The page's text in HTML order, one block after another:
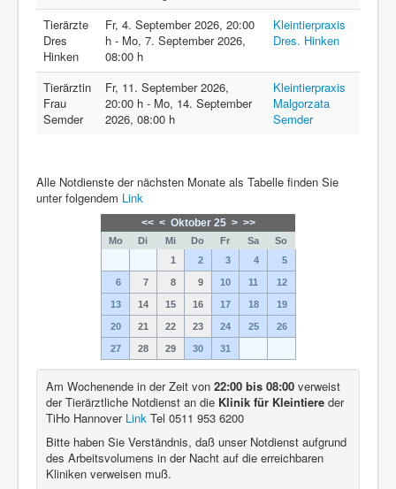
Tierärzte
Dres
Hinken
Fr, 4. September 2026, 20:00
h - Mo, 7. September 2026,
08:00 h
Kleintierpraxis
Dres. Hinken
Tierärztin
Frau
Semder
Fr, 11. September 2026,
20:00 h - Mo, 14. September
2026, 08:00 h
Kleintierpraxis
Malgorzata
Semder
Alle Notdienste der nächsten Monate als Tabelle finden Sie
unter folgendem Link
<< < Oktober 25 > >>
Mo Di Mi Do Fr Sa
So
1
2 3 4 5
6 7 8 9 10 11 12
13 14 15 16 17 18 19
20 21 22 23 24 25 26
27 28 29 30 31
Am Wochenende in der Zeit von 22:00 bis 08:00 verweist
der Tierärztliche Notdienst an die Klinik für Kleintiere der
TiHo Hannover Link Tel 0511 953 6200
Bitte haben Sie Verständnis, daß unser Notdienst aufgrund
des Arbeitsvolumens in der Nacht auf die erreichbaren
Kliniken verweisen muß.